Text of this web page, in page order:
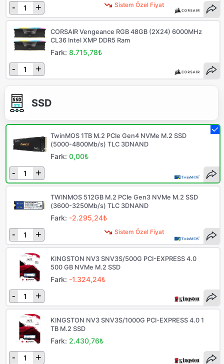
Sistem Özel Fiyat
- +
CORSAIR Vengeance RGB 48GB (2X24) 6000MHz
CL36 Intel XMP DDR5 Ram
Fark:8.715,78₺
- +
SSD
TwinMOS 1TB M.2 PCIe Gen4 NVMe M.2 SSD
(5000-4800Mb/s) TLC 3DNAND
Fark:0,00₺
- +
Sistem Özel Fiyat
TWINMOS 512GB M.2 PCIe Gen3 NVMe M.2 SSD
(3600-3250Mb/s) TLC 3DNAND
Fark: -2.295,24₺
- +
KINGSTON NV3 SNV3S/500G PCI-EXPRESS 4.0
500 GB NVMe M.2 SSD
Fark: -1.324,24₺
- +
KINGSTON NV3 SNV3S/1000G PCI-EXPRESS 4.0 1
TB M.2 SSD
Fark: 2.430,76₺
- +